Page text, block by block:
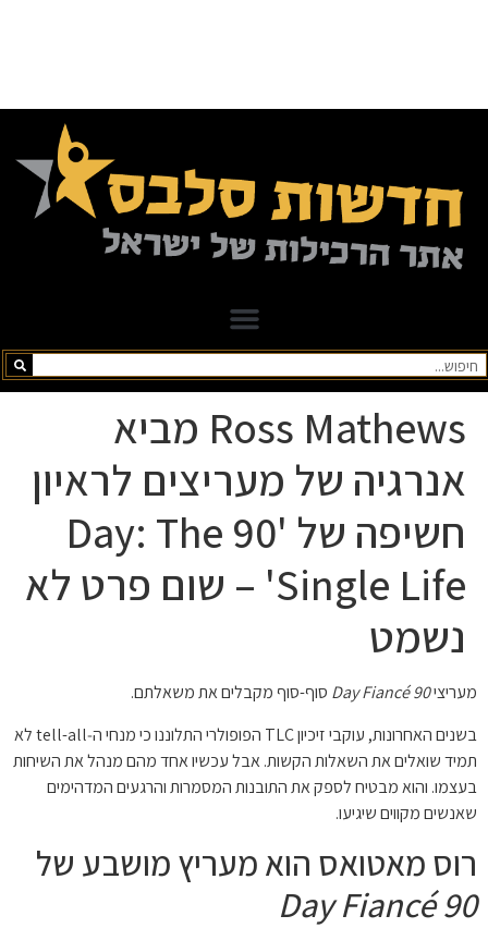
Ross Mathews מביא
אנרגיה של מעריצים לראיון
חשיפה של '90 Day: The
Single Life' – שום פרט לא
נשמט
מעריצי90 Day Fiancé
סוף-סוף מקבלים את משאלתם.
בשנים האחרונות, עוקבי זיכיון TLC הפופולרי התלוננו כי מנחי ה‑tell-all לא
תמיד שואלים את השאלות הקשות. אבל עכשיו אחד מהם מנהל את השיחות
בעצמו. והוא מבטיח לספק את התובנות המסמרות והרגעים המדהימים
שאנשים מקווים שיגיעו.
רוס מאטואס הוא מעריץ מושבע של
90 Day Fiancé